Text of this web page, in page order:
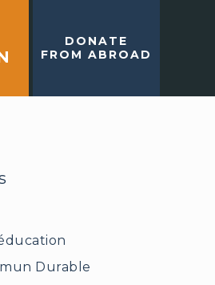
DONATE
FROM ABROAD
Durable